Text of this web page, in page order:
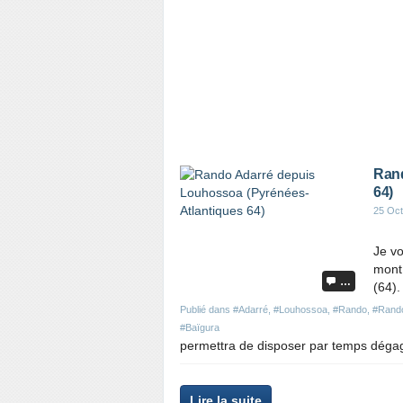
…
64)
25
Publié dans #Adarré #Louhossoa #Rando
#Baïgura
Je
(64).
permettra de disposer par temps